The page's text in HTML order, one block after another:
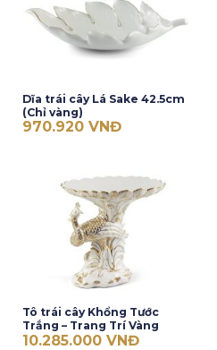
Dĩa trái cây Lá Sake 42.5cm
(Chỉ vàng)
970.920 VNĐ
Tô trái cây Khổng Tước
Trắng – Trang Trí Vàng
10.285.000 VNĐ